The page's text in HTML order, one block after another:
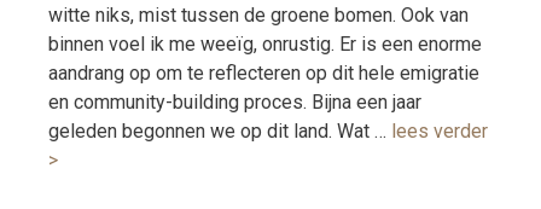
witte niks, mist tussen de groene bomen. Ook van
binnen voel ik me weeïg, onrustig. Er is een enorme
aandrang op om te reflecteren op dit hele emigratie
en community-building proces. Bijna een jaar
geleden begonnen we op dit land. Wat … lees verder
>